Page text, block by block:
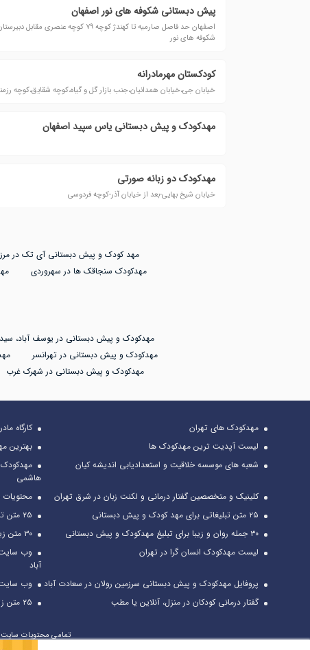
پیش دبستانی شکوفه های نور اصفهان
اصفهان حد فاصل صارمیه تا کهندژ کوچه ۷۹
شکوفه های نور
کودکستان مهرمادرانه
خیابان جی،خیابان همدانیان،جنب بازار گل و گیاه،کوچه شقایق،کوچه
مهدکودک و پیش دبستانی یاس سپید اصفهان
مهدکودک دو زبانه صورتی
خیابان شیخ بهایی-بعد از خیابان آذر-کوچه فردوسی
مهد کودک و پیش دبستانی آی تک در
مهدکودک سنجاقک ها در سهروردی
مهدکودک و پیش دبستانی در یوسف آباد،
مهدکودک و پیش دبستانی در تهرانسر
مهدکودک و پیش دبستانی در شهرک غرب
مهدکودک های تهران
کارگاه
لیست آپدیت ترین مهدکودک ها
بهترین
شعبه های موسسه خلاقیت و استعدادیابی اندیشه کیان
مهدکودک
هاشمی
کلینیک و متخصصین گفتار درمانی و لکنت زبان در شرق تهران
محتویات
۲۵ متن تبلیغاتی برای مهد کودک و پیش دبستانی
۲۵ متن تراکت تبلیغاتی مهد کودک + مشاوره تبلیغ
۳۰ جمله روان و زیبا برای تبلیغ مهدکودک و پیش دبستانی
۳۰ متن زیبا برای تبلیغ خانه بازی
لیست مهدکودک انسان گرا در تهران
وب
آباد
پروفایل مهدکودک و پیش دبستانی سرزمین رولان در سعادت آباد
وب
گفتار درمانی کودکان در منزل، آنلاین یا مطب
۲۵ متن زیبا برای تبلیغ مهد کودک + [نحوه استفاده از متن تبلیغ]
تمامی محتویات سایت